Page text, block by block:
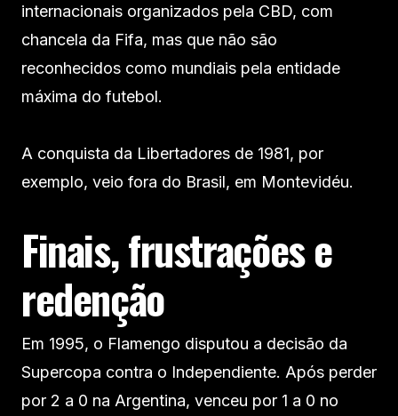
internacionais organizados pela CBD, com
chancela da Fifa, mas que não são
reconhecidos como mundiais pela entidade
máxima do futebol.
A conquista da Libertadores de 1981, por
exemplo, veio fora do Brasil, em Montevidéu.
Finais, frustrações e
redenção
Em 1995, o Flamengo disputou a decisão da
Supercopa contra o Independiente. Após perder
por 2 a 0 na Argentina, venceu por 1 a 0 no